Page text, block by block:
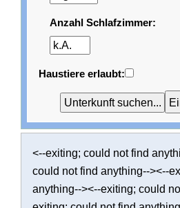
Anzahl Schlafzimmer:
Haustiere erlaubt:
<--exiting; could not find
could not find anything--><--
anything--><--exiting; could